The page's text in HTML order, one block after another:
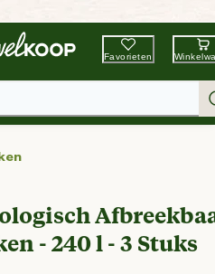
Tuin & Dier
Favorieten
- 240 l - 3 Stuks